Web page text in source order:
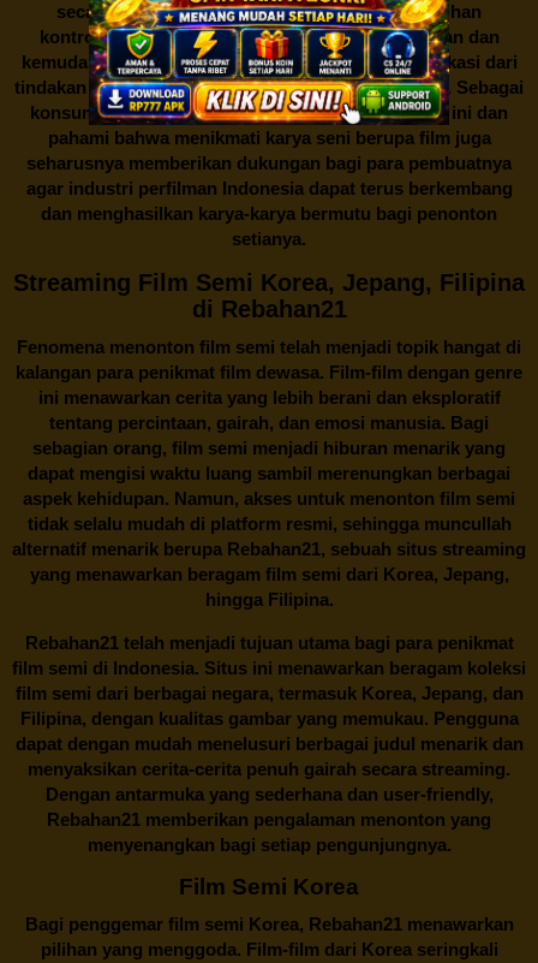
secara gratis diRebahan21menjadi sebuah pilihan
kontroversial. Meskipun menawarkan kenyamanan dan
kemudahan akses, kita juga harus memahami implikasi dari
tindakan ini terhadap para pelaku industri perfilman. Sebagai
konsumen, bijaklah dalam menggunakan platform ini dan
pahami bahwa menikmati karya seni berupa film juga
seharusnya memberikan dukungan bagi para pembuatnya
agar industri perfilman Indonesia dapat terus berkembang
dan menghasilkan karya-karya bermutu bagi penonton
setianya.
Streaming Film Semi Korea, Jepang, Filipina
di Rebahan21
Fenomena menonton film semi telah menjadi topik hangat di
kalangan para penikmat film dewasa. Film-film dengan genre
ini menawarkan cerita yang lebih berani dan eksploratif
tentang percintaan, gairah, dan emosi manusia. Bagi
sebagian orang, film semi menjadi hiburan menarik yang
dapat mengisi waktu luang sambil merenungkan berbagai
aspek kehidupan. Namun, akses untuk menonton film semi
tidak selalu mudah di platform resmi, sehingga muncullah
alternatif menarik berupa Rebahan21, sebuah situs streaming
yang menawarkan beragam film semi dari Korea, Jepang,
hingga Filipina.
Rebahan21telah menjadi tujuan utama bagi para penikmat
film semi di Indonesia. Situs ini menawarkan beragam koleksi
film semi dari berbagai negara, termasuk Korea, Jepang, dan
Filipina, dengan kualitas gambar yang memukau. Pengguna
dapat dengan mudah menelusuri berbagai judul menarik dan
menyaksikan cerita-cerita penuh gairah secara streaming.
Dengan antarmuka yang sederhana dan user-friendly,
Rebahan21 memberikan pengalaman menonton yang
menyenangkan bagi setiap pengunjungnya.
Film Semi Korea
Bagi penggemar film semi Korea, Rebahan21menawarkan
pilihan yang menggoda. Film-film dari Korea seringkali